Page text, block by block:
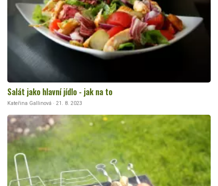
Salát jako hlavní jídlo - jak na to
Kateřina Gallinová · 21. 8. 2023